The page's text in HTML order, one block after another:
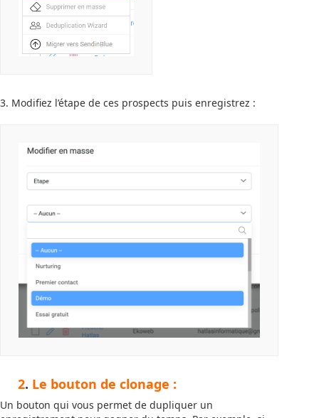
3. Modifiez l’étape de ces prospects puis enregistrez :
2. Le bouton de clonage :
Un bouton qui vous permet de dupliquer un